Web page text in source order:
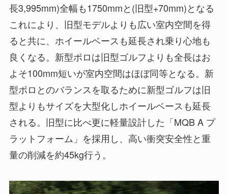
長3,995mm)全幅も1750mmと(旧型+70mm)となる
これにより、旧型モデルよりも広い室内空間を得
ると共に、ホイールベースも延長され乗り心地も
良くなる。新型ポロは旧型ゴルフよりも全長はお
よそ100mm短いが室内空間はほぼ同等となる。新
型ポロとのバランスを取るために新型ゴルフは旧
型よりもサイズを大型化しホイールベースも延長
される。旧型に比べ更に軽量設計した「MQB A プ
ラットフォーム」を採用し、高い衝突安全性と重
量の削減を約45kg行う。